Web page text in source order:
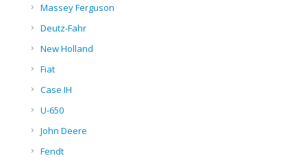
Massey Ferguson
Deutz-Fahr
New Holland
Fiat
Case IH
U-650
John Deere
Fendt